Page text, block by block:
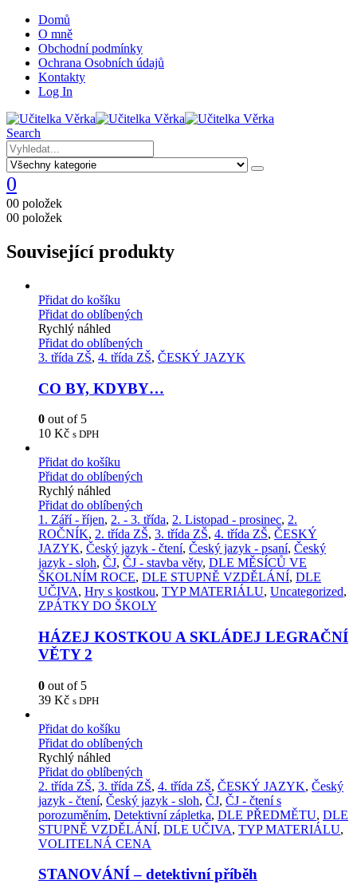
Domů
O mně
Obchodní podmínky
Ochrana Osobních údajů
Kontakty
Log In
Search
0
00 položek
00 položek
Související produkty
Přidat do košíku
Přidat do oblíbených
Rychlý náhled
Přidat do oblíbených
3. třída ZŠ, 4. třída ZŠ, ČESKÝ JAZYK
CO BY, KDYBY…
0 out of 5
10 Kč s DPH
Přidat do košíku
Přidat do oblíbených
Rychlý náhled
Přidat do oblíbených
1. Září - říjen, 2. - 3. třída, 2. Listopad - prosinec, 2.
ROČNÍK, 2. třída ZŠ, 3. třída ZŠ, 4. třída ZŠ, ČESKÝ
JAZYK, Český jazyk - čtení, Český jazyk - psaní, Český
jazyk - sloh, ČJ, ČJ - stavba věty, DLE MĚSÍCŮ VE
ŠKOLNÍM ROCE, DLE STUPNĚ VZDĚLÁNÍ, DLE
UČIVA, Hry s kostkou, TYP MATERIÁLU, Uncategorized,
ZPÁTKY DO ŠKOLY
HÁZEJ KOSTKOU A SKLÁDEJ LEGRAČNÍ
VĚTY 2
0 out of 5
39 Kč s DPH
Přidat do košíku
Přidat do oblíbených
Rychlý náhled
Přidat do oblíbených
2. třída ZŠ, 3. třída ZŠ, 4. třída ZŠ, ČESKÝ JAZYK, Český
jazyk - čtení, Český jazyk - sloh, ČJ, ČJ - čtení s
porozuměním, Detektivní zápletka, DLE PŘEDMĚTU, DLE
STUPNĚ VZDĚLÁNÍ, DLE UČIVA, TYP MATERIÁLU,
VOLITELNÁ CENA
STANOVÁNÍ – detektivní příběh